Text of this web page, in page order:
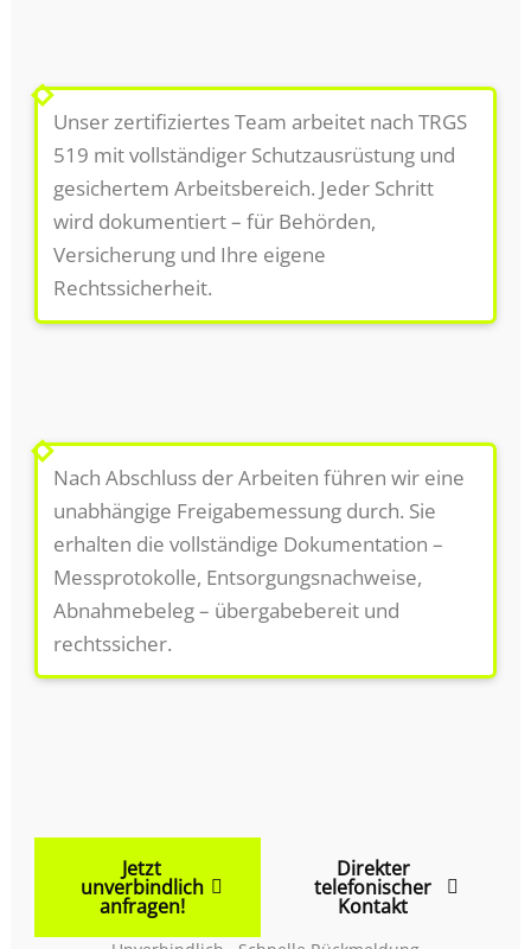
4
Fachgerechte Sanierung vor Ort
Unser zertifiziertes Team arbeitet nach TRGS
519 mit vollständiger Schutzausrüstung und
gesichertem Arbeitsbereich. Jeder Schritt
wird dokumentiert – für Behörden,
Versicherung und Ihre eigene
Rechtssicherheit.
5
Abnahme & Freigabemessung
Nach Abschluss der Arbeiten führen wir eine
unabhängige Freigabemessung durch. Sie
erhalten die vollständige Dokumentation –
Messprotokolle, Entsorgungsnachweise,
Abnahmebeleg – übergabebereit und
rechtssicher.
Jetzt
unverbindlich
anfragen!
Direkter
telefonischer
Kontakt